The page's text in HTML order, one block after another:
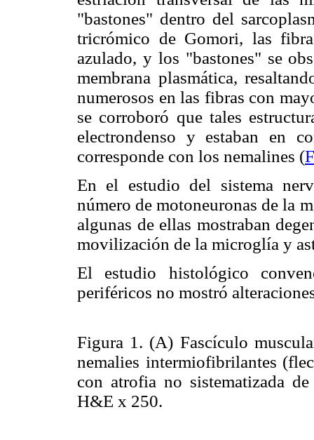
"bastones" dentro del
tricrómico de Gomori, las
azulado, y los "bastones" se
membrana plasmática,
numerosos en las fibras con
se corroboró que tales
electrondenso y estaban en
corresponde con los nemalines (
En el estudio del sistema
número de motoneuronas de la
algunas de ellas mostraban
movilización de la microglía y
El estudio histológico
periféricos no mostró
Figura 1. (A) Fascículo
nemalies intermiofibrilantes
con atrofia no sistematizada
H&E x 250.